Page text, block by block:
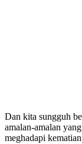
Dan kita sungguh
amalan-amalan
meghadapi